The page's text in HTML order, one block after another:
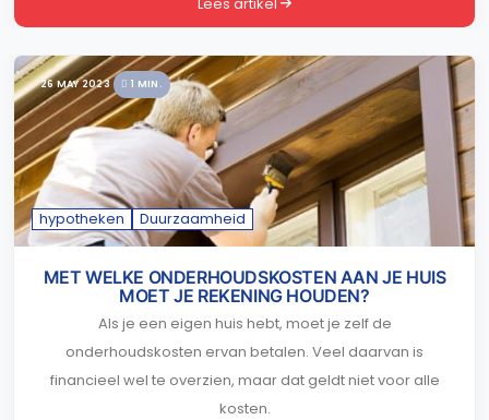
26 MAY 2023 1 MIN.
hypotheken Duurzaamheid
MET WELKE ONDERHOUDSKOSTEN AAN JE HUIS
MOET JE REKENING HOUDEN?
Als je een eigen huis hebt, moet je zelf de
onderhoudskosten ervan betalen. Veel daarvan is
financieel wel te overzien, maar dat geldt niet voor alle
kosten.